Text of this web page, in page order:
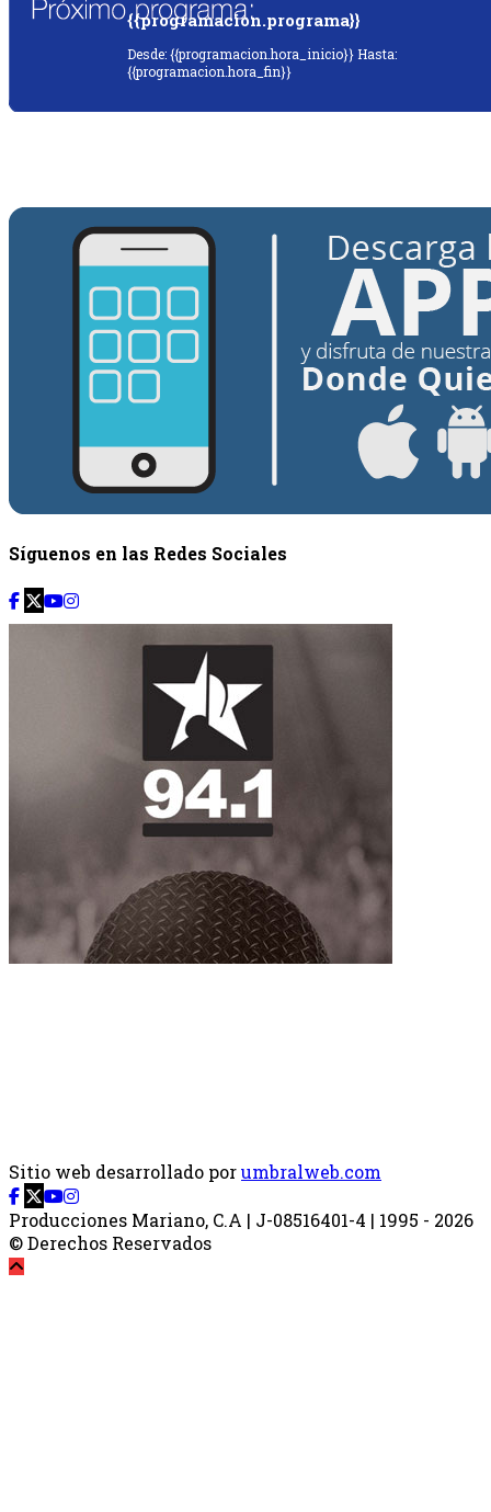
{{programacion.programa}}
Desde: {{programacion.hora_inicio}} Hasta:
{{programacion.hora_fin}}
Síguenos en las Redes Sociales
Sitio web desarrollado porumbralweb.com
Producciones Mariano, C.A | J-08516401-4 | 1995 - 2026
© Derechos Reservados